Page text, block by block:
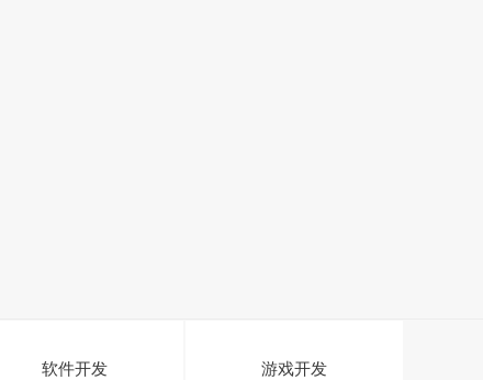
软件开发 游戏开发